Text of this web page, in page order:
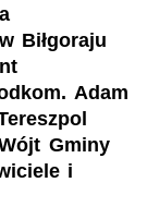
Biłgoraju
Adam
Gminy
i